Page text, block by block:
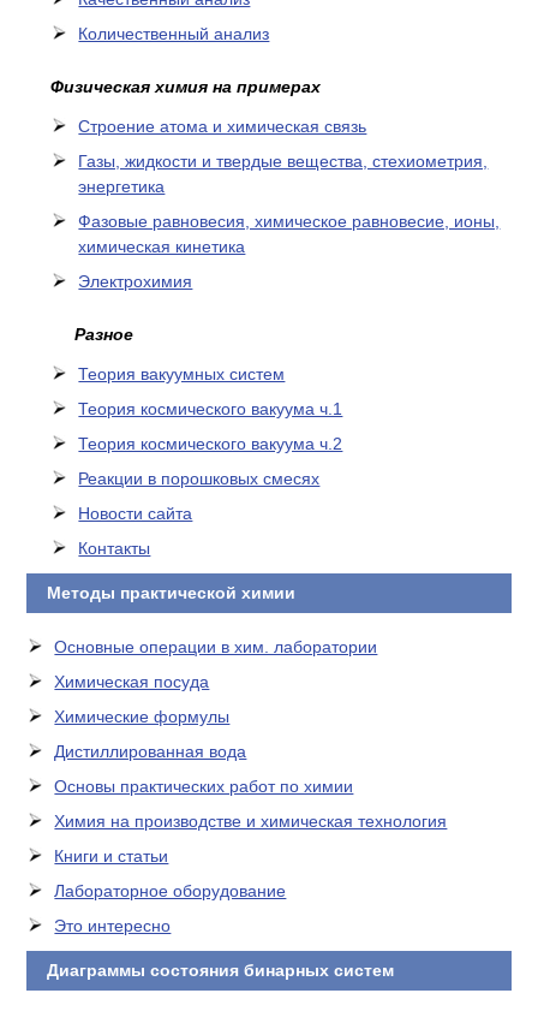
Количественный анализ
Физическая химия на примерах
Cтроение атома и химическая связь
Газы, жидкости и твердые вещества, стехиометрия,
энергетика
Фазовые равновесия, химическое равновесие, ионы,
химическая кинетика
Электрохимия
Разное
Теория вакуумных систем
Теория космического вакуума ч.1
Теория космического вакуума ч.2
Реакции в порошковых смесях
Новости сайта
Контакты
Методы практической химии
Основные операции в хим. лаборатории
Химическая посуда
Химические формулы
Дистиллированная вода
Основы практических работ по химии
Химия на производстве и химическая технология
Книги и статьи
Лабораторное оборудование
Это интересно
Диаграммы состояния бинарных систем